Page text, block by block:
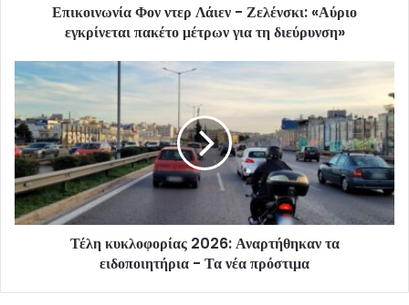
Επικοινωνία Φον ντερ Λάιεν - Ζελένσκι: «Αύριο
εγκρίνεται πακέτο μέτρων για τη διεύρυνση»
Τέλη κυκλοφορίας 2026: Αναρτήθηκαν τα
ειδοποιητήρια - Τα νέα πρόστιμα